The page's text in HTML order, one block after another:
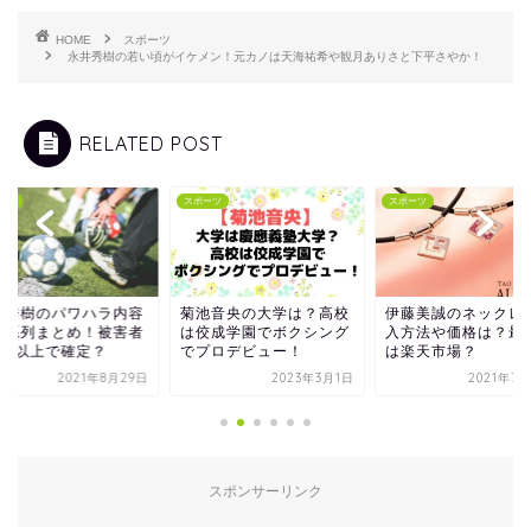
HOME
スポーツ
永井秀樹の若い頃がイケメン！元カノは天海祐希や観月ありさと下平さやか！
RELATED POST
音央の大学は？高校
成学園でボクシング
ロデビュー！
2023年3月1日
スポーツ
伊藤美誠のネックレス購
入方法や価格は？最安値
は楽天市場？
2021年7月26日
スポーツ
佐藤輝明の父は柔道
名前や画像は？阪神
ンとの噂についても
2020年9
スポンサーリンク